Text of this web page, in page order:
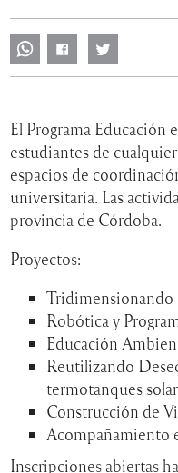
El Programa Educación
estudiantes de
espacios de
universitaria. Las
provincia de Córdoba.
Proyectos:
Tridimensionando
Robótica y
Educación
Reutilizando
termotanques
Construcción de
Acompañamiento
Inscripciones abiertas